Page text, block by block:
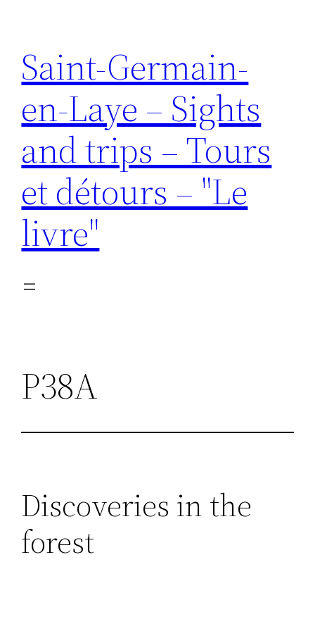
contenu
Saint-Germain-
en-Laye – Sights
and trips – Tours
et détours – "Le
livre"
P38A
Discoveries in the
forest